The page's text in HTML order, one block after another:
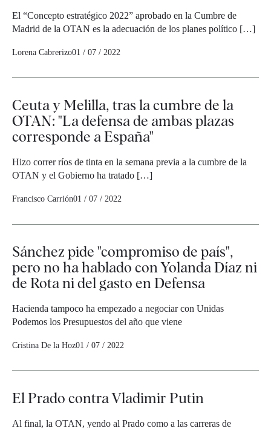
El “Concepto estratégico 2022” aprobado en la Cumbre de
Madrid de la OTAN es la adecuación de los planes político […]
Lorena Cabrerizo01 / 07 / 2022
Ceuta y Melilla, tras la cumbre de la
OTAN: "La defensa de ambas plazas
corresponde a España"
Hizo correr ríos de tinta en la semana previa a la cumbre de la
OTAN y el Gobierno ha tratado […]
Francisco Carrión01 / 07 / 2022
Sánchez pide "compromiso de país",
pero no ha hablado con Yolanda Díaz ni
de Rota ni del gasto en Defensa
Hacienda tampoco ha empezado a negociar con Unidas
Podemos los Presupuestos del año que viene
Cristina De la Hoz01 / 07 / 2022
El Prado contra Vladimir Putin
Al final, la OTAN, yendo al Prado como a las carreras de